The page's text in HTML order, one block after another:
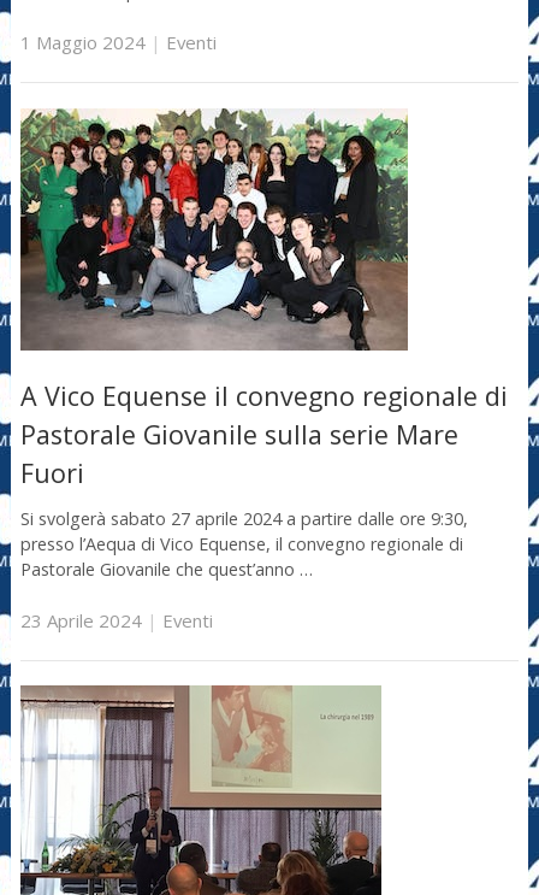
1 Maggio 2024| Eventi
A Vico Equense il convegno regionale di
Pastorale Giovanile sulla serie Mare
Fuori
Si svolgerà sabato 27 aprile 2024 a partire dalle ore 9:30,
presso l’Aequa di Vico Equense, il convegno regionale di
Pastorale Giovanile che quest’anno …
23 Aprile 2024| Eventi